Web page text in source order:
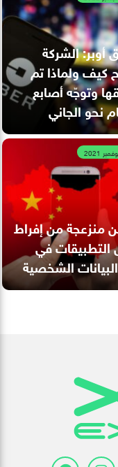
أوبر: الشركة
كيف ولماذا تم
وتوجّه أصابع
نحو الجاني
منزعجة من إفراط
في
الشخصية